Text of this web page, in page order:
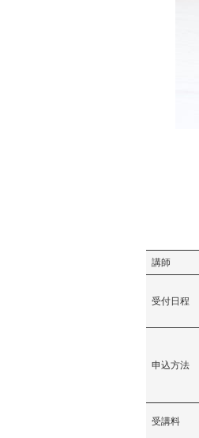
講師
受付日程
申込方法
受講料